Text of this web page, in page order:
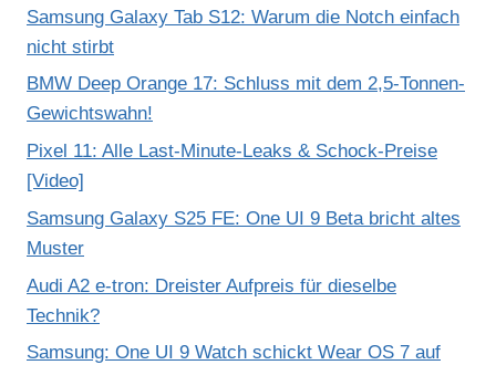
Samsung Galaxy Tab S12: Warum die Notch einfach
nicht stirbt
BMW Deep Orange 17: Schluss mit dem 2,5-Tonnen-
Gewichtswahn!
Pixel 11: Alle Last-Minute-Leaks & Schock-Preise
[Video]
Samsung Galaxy S25 FE: One UI 9 Beta bricht altes
Muster
Audi A2 e-tron: Dreister Aufpreis für dieselbe
Technik?
Samsung: One UI 9 Watch schickt Wear OS 7 auf